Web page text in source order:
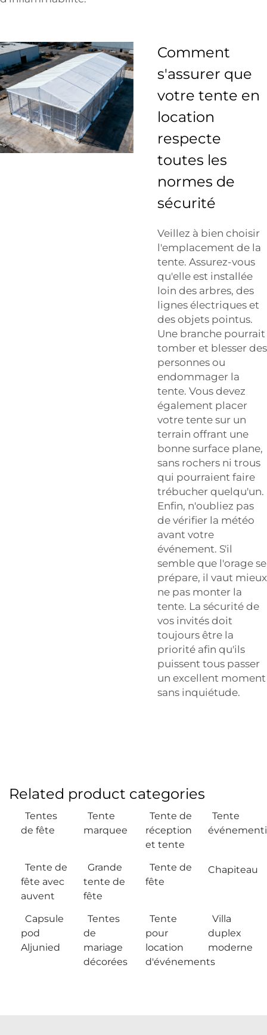
Comment
s'assurer que
votre tente en
location
respecte
toutes les
normes de
sécurité
Veillez à bien choisir
l'emplacement de la
tente. Assurez-vous
qu'elle est installée
loin des arbres, des
lignes électriques et
des objets pointus.
Une branche pourrait
tomber et blesser des
personnes ou
endommager la
tente. Vous devez
également placer
votre tente sur un
terrain offrant une
bonne surface plane,
sans rochers ni trous
qui pourraient faire
trébucher quelqu'un.
Enfin, n'oubliez pas
de vérifier la météo
avant votre
événement. S'il
semble que l'orage se
prépare, il vaut mieux
ne pas monter la
tente. La sécurité de
vos invités doit
toujours être la
priorité afin qu'ils
puissent tous passer
un excellent moment
sans inquiétude.
Related product categories
Tentes
de fête
Tente
marquee
Tente de
réception
et tente
Tente
Tente de
fête avec
auvent
Grande
tente de
fête
Tente de
fête
Chapiteau
Capsule
pod
Aljunied
Tentes
de
mariage
décorées
Tente
pour
location
d'événements
Villa
duplex
moderne